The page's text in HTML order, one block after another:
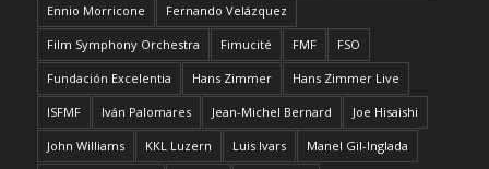
Ennio Morricone Fernando Velázquez
Film Symphony Orchestra Fimucité FMF FSO
Fundación Excelentia Hans Zimmer Hans Zimmer Live
ISFMF Iván Palomares Jean-Michel Bernard Joe Hisaishi
John Williams KKL Luzern Luis Ivars Manel Gil-Inglada